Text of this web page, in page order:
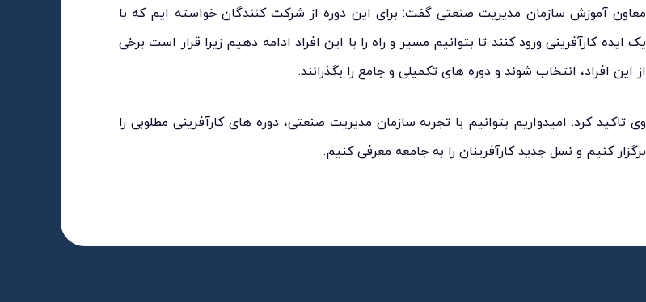
معاون آموزش سازمان مدیریت صنعتی گفت: برای این دوره از شرکت کنندگان خواسته ایم که با
یک ایده کارآفرینی ورود کنند تا بتوانیم مسیر و راه را با این افراد ادامه دهیم زیرا قرار است برخی
از این افراد، انتخاب شوند و دوره های تکمیلی و جامع را بگذرانند.
وی تاکید کرد: امیدواریم بتوانیم با تجربه سازمان مدیریت صنعتی، دوره های کارآفرینی مطلوبی را
برگزار کنیم و نسل جدید کارآفرینان را به جامعه معرفی کنیم.